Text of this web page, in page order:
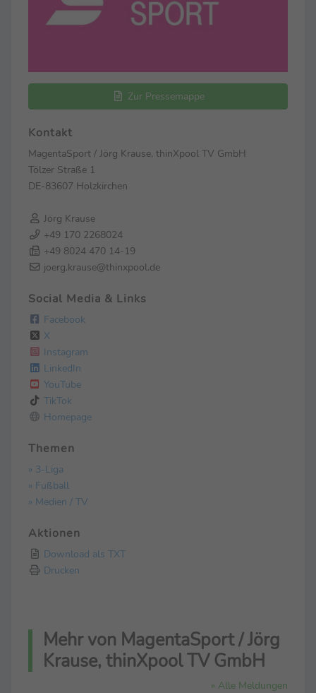
Zur Pressemappe
Kontakt
MagentaSport / Jörg Krause, thinXpool TV GmbH
Tölzer Straße 1
DE-83607 Holzkirchen
Jörg Krause
+49 170 2268024
+49 8024 470 14-19
joerg.krause@thinxpool.de
Social Media & Links
Facebook
X
Instagram
LinkedIn
YouTube
TikTok
Homepage
Themen
» 3-Liga
» Fußball
» Medien / TV
Aktionen
Download als TXT
Drucken
Mehr von MagentaSport / Jörg
Krause, thinXpool TV GmbH
» Alle Meldungen